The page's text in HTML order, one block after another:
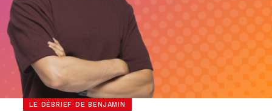
LE DÉBRIEF DE BENJAMIN